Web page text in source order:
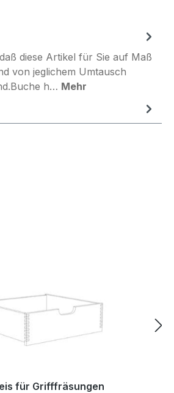
diese Artikel für Sie auf Maß
von jeglichem Umtausch
h… Mehr
für Grifffräsungen